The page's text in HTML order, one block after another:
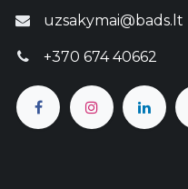
uzsakymai@bads.lt
+370 674 40662